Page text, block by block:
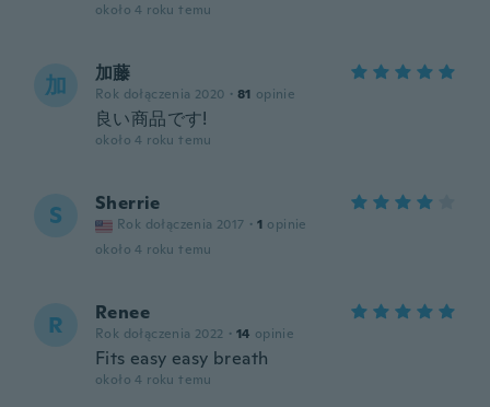
około 4 roku temu
加 加藤
Rok dołączenia 2020 · 81 opinie
良い商品です!
około 4 roku temu
S Sherrie
Rok dołączenia 2017 · 1 opinie
około 4 roku temu
R Renee
Rok dołączenia 2022 · 14 opinie
Fits easy easy breath
około 4 roku temu